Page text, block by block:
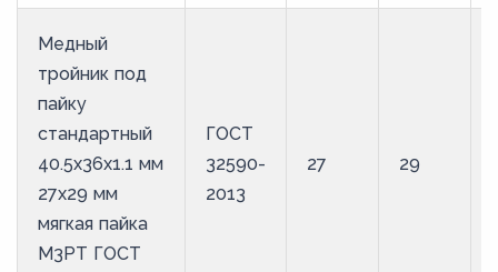
Медный
тройник под
пайку
стандартный
40.5х36х1.1 мм
27х29 мм
мягкая пайка
М3РТ ГОСТ
ГОСТ
32590-
2013
27 29